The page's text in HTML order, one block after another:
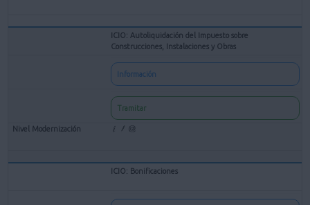
ICIO: Autoliquidación del Impuesto sobre
Construcciones, Instalaciones y Obras
Información
Tramitar
ICIO: Bonificaciones